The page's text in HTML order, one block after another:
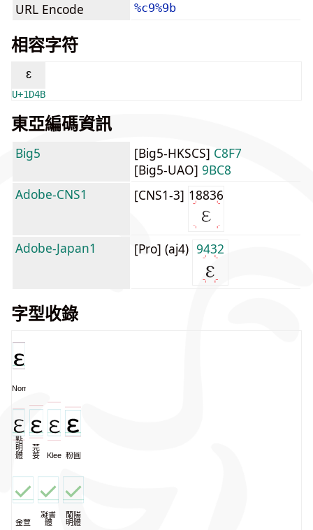
URL Encode %c9%9b
相容字符
ᵋ
U+1D4B
東亞編碼資訊
Big5 [Big5-HKSCS] C8F7
[Big5-UAO] 9BC8
Adobe-CNS1
[CNS1-3] 18836
Adobe-Japan1 [Pro] (aj4) 9432
字型收錄
NomNaTong
一
點
明
體
芫
荽
KleeOne
粉圓
金萱
凝書
體
蘭陽
明體